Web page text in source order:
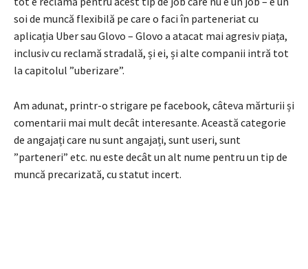
soi de muncă flexibilă pe care o faci în parteneriat cu
aplicația Uber sau Glovo – Glovo a atacat mai agresiv piața,
inclusiv cu reclamă stradală, și ei, și alte companii intră tot
la capitolul ”uberizare”.
Am adunat, printr-o strigare pe facebook, câteva mărturii și
comentarii mai mult decât interesante. Această categorie
de angajați care nu sunt angajați, sunt useri, sunt
”parteneri” etc. nu este decât un alt nume pentru un tip de
muncă precarizată, cu statut incert.